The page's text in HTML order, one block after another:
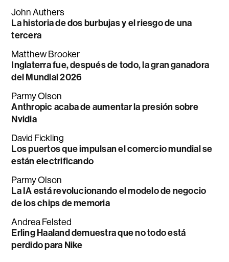
John Authers
La historia de dos burbujas y el riesgo de una
tercera
Matthew Brooker
Inglaterra fue, después de todo, la gran ganadora
del Mundial 2026
Parmy Olson
Anthropic acaba de aumentar la presión sobre
Nvidia
David Fickling
Los puertos que impulsan el comercio mundial se
están electrificando
Parmy Olson
La IA está revolucionando el modelo de negocio
de los chips de memoria
Andrea Felsted
Erling Haaland demuestra que no todo está
perdido para Nike